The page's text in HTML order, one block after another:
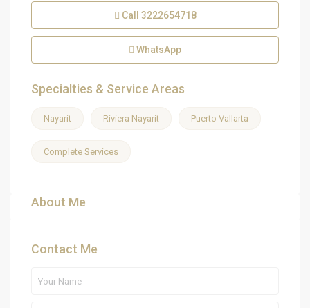
Call 3222654718
WhatsApp
Specialties & Service Areas
Nayarit Riviera Nayarit Puerto Vallarta
Complete Services
About Me
Contact Me